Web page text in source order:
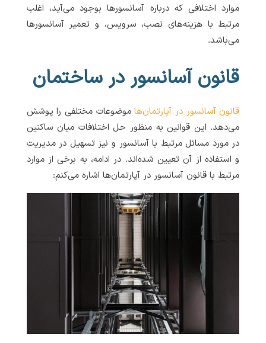
موارد اختلافی که درباره آسانسورها بوجود می‌آید، اغلب
مرتبط با هزینه‌های نصب، سرویس، و تعمیر آسانسورها
می‌باشد.
قانون آسانسور در ساختمان
قانون آسانسور در آپارتمان‌هاموضوعات مختلفی را پوشش
می‌دهد. این قوانین به منظور حل اختلافات میان ساکنین
در مورد مسائل مرتبط با آسانسور و نیز تسهیل در مدیریت
و استفاده از آن تعیین شده‌اند. در ادامه، به برخی از موارد
مرتبط با قانون آسانسور در آپارتمان‌ها اشاره می‌کنم: